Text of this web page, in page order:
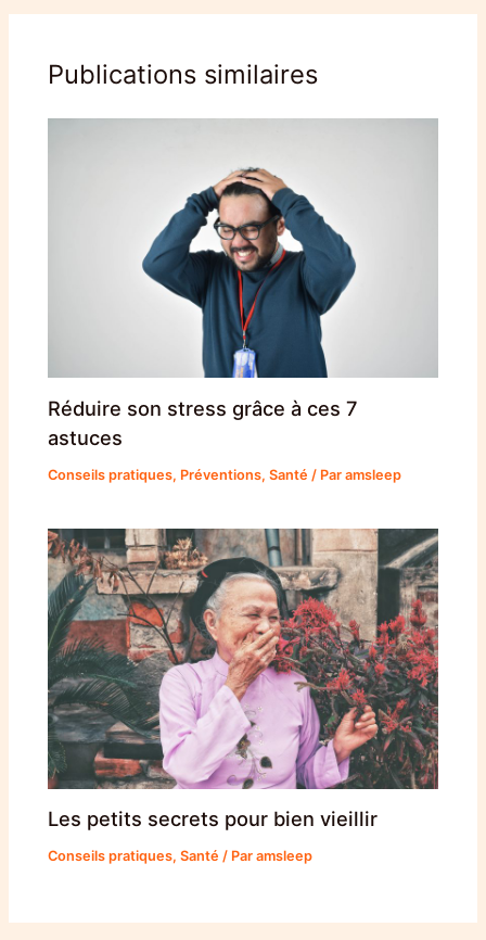
Publications similaires
Réduire son stress grâce à ces 7
astuces
Conseils pratiques, Préventions,Santé / Paramsleep
Les petits secrets pour bien vieillir
Conseils pratiques,Santé / Paramsleep